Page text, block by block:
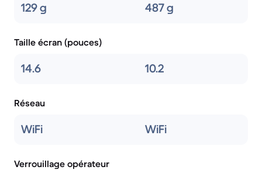
129 g 487 g
Taille écran (pouces)
14.6 10.2
Réseau
WiFi WiFi
Verrouillage opérateur